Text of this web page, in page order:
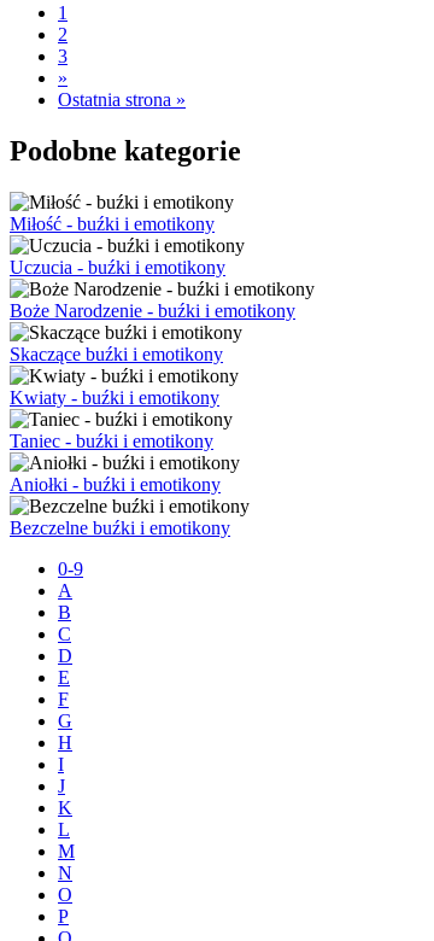
1
2
3
»
Ostatnia strona »
Podobne kategorie
Miłość - buźki i emotikony
Uczucia - buźki i emotikony
Boże Narodzenie - buźki i emotikony
Skaczące buźki i emotikony
Kwiaty - buźki i emotikony
Taniec - buźki i emotikony
Aniołki - buźki i emotikony
Bezczelne buźki i emotikony
0-9
A
B
C
D
E
F
G
H
I
J
K
L
M
N
O
P